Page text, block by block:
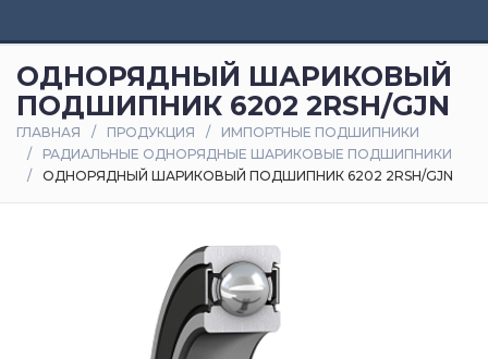
и
статьи
Оплата
доставка
ОДНОРЯДНЫЙ ШАРИКОВЫЙ
ПОДШИПНИК 6202 2RSH/GJN
ГЛАВНАЯ ПРОДУКЦИЯ
ИМПОРТНЫЕ ПОДШИПНИКИ
РАДИАЛЬНЫЕ ОДНОРЯДНЫЕ ШАРИКОВЫЕ ПОДШИПНИКИ
ОДНОРЯДНЫЙ ШАРИКОВЫЙ ПОДШИПНИК 6202 2RSH/GJN